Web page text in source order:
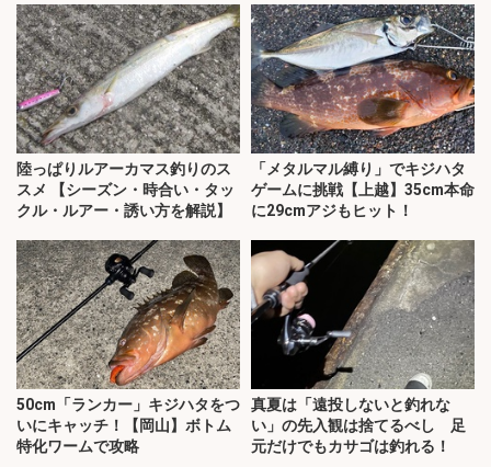
陸っぱりルアーカマス釣りのス
スメ 【シーズン・時合い・タッ
クル・ルアー・誘い方を解説】
「メタルマル縛り」でキジハタ
ゲームに挑戦【上越】35cm本命
に29cmアジもヒット！
50cm「ランカー」キジハタをつ
いにキャッチ！【岡山】ボトム
特化ワームで攻略
真夏は「遠投しないと釣れな
い」の先入観は捨てるべし 足
元だけでもカサゴは釣れる！